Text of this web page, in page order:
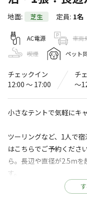
地面: 芝生 定員: 1名
AC電源 車両
喫煙
ペット
チェックイン
12:00 〜 17:00
チ
〜
小さなテントで気軽にキ
ツーリングなど、1人で
はこちらでご予約くださ
ら。長辺や直径が2.5m
す。
中瀬草原キャン
〒859-4821 長崎県平戸市
中瀬草原キャンプ場
水洗トイレ
※詳しくは「 キャンプ場
草 × 風 × 羊 = 中
長崎県平戸市にある
玄界灘の絶景、満天